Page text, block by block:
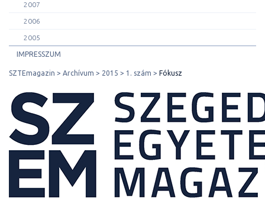
2007
2006
2005
IMPRESSZUM
SZTEmagazin Archívum 2015 1. szám Fókusz